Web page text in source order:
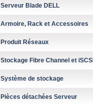
Serveur Blade DELL
Armoire, Rack et Accessoires
Produit Réseaux
Stockage Fibre Channel et iSCSI
Système de stockage
Pièces détachées Serveur